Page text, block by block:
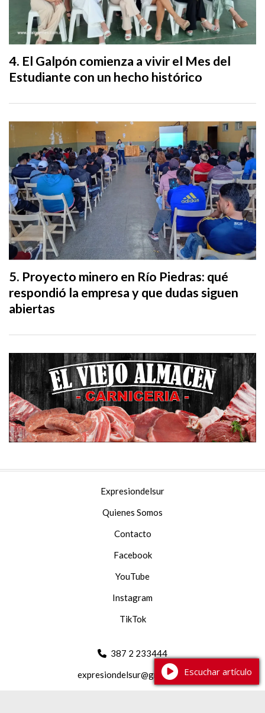
El Galpón comienza a vivir el Mes del
Estudiante con un hecho histórico
Proyecto minero en Río Piedras: qué
respondió la empresa y que dudas siguen
abiertas
Expresiondelsur
Quienes Somos
Contacto
Facebook
YouTube
Instagram
TikTok
387 2 233444
expresiondelsur@gmail.comEscuchar artículo